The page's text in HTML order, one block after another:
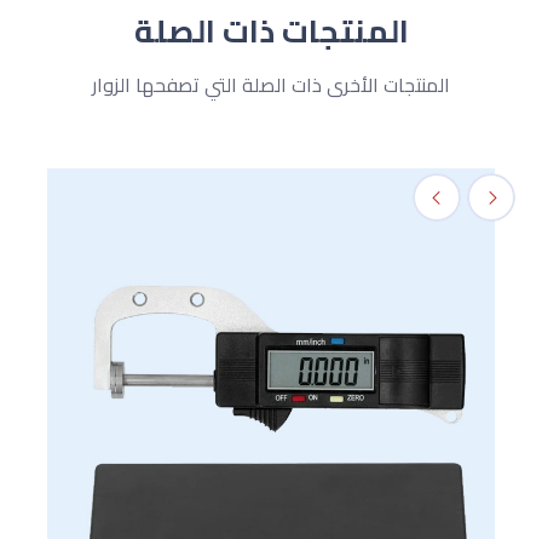
المنتجات ذات الصلة
المنتجات الأخرى ذات الصلة التي تصفحها الزوار